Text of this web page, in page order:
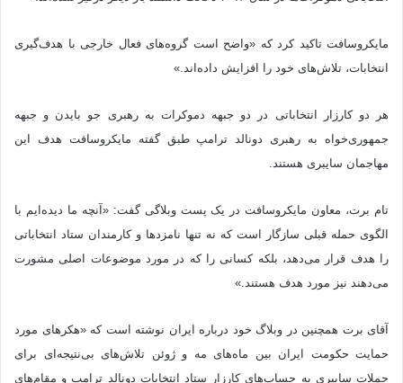
مایکروسافت تاکید کرد که «واضح است گروه‌های فعال خارجی با هدف‌گیری
انتخابات، تلاش‌های خود را افزایش داده‌اند.»
هر دو کارزار انتخاباتی در دو جبهه دموکرات به رهبری جو بایدن و جبهه
جمهوری‌خواه به رهبری دونالد ترامپ طبق گفته مایکروسافت هدف این
مهاجمان سایبری هستند.
تام برت، معاون مایکروسافت در یک پست وبلاگی گفت: «آنچه ما دیده‌ایم با
الگوی حمله قبلی سازگار است که نه تنها نامزدها و کارمندان ستاد انتخاباتی
را هدف قرار می‌دهد، بلکه کسانی را که در مورد موضوعات اصلی مشورت
می‌دهند نیز مورد هدف هستند.»
آقای برت همچنین در وبلاگ خود درباره ایران نوشته است که «هکرهای مورد
حمایت حکومت ایران بین ماه‌های مه و ژوئن تلاش‌های بی‌نتیجه‌ای برای
حملات سایبری به حساب‌های کارزار ستاد انتخابات دونالد ترامپ و مقام‌های